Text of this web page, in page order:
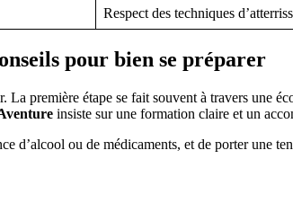
Respect des techniques
pour bien se préparer
première étape se fait souvent à travers une
insiste sur une formation claire et un
ou de médicaments, et de porter une